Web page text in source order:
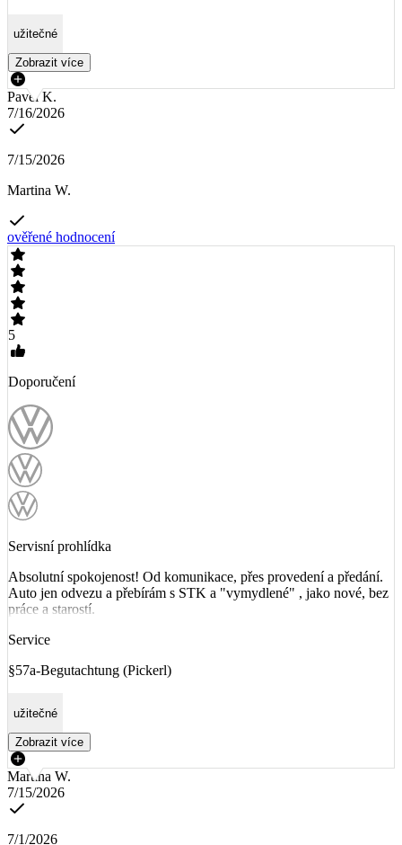
užitečné
Zobrazit více
Pavel K.
7/16/2026
7/15/2026
Martina W.
ověřené hodnocení
5
Doporučení
Servisní prohlídka
Absolutní spokojenost! Od komunikace, přes provedení a předání.
Auto jen odvezu a přebírám s STK a "vymydlené" , jako nové, bez
práce a starostí.
Service
§57a-Begutachtung (Pickerl)
užitečné
Zobrazit více
Martina W.
7/15/2026
7/1/2026